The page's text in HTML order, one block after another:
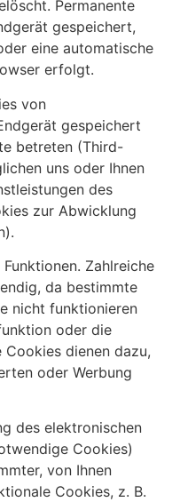
Permanente
gespeichert,
eine automatische
erfolgt.
von
gespeichert
betreten (Third-
uns oder Ihnen
des
zur Abwicklung
Zahlreiche
da bestimmte
nicht funktionieren
oder die
dienen dazu,
oder Werbung
des elektronischen
Cookies)
von Ihnen
Cookies, z. B.